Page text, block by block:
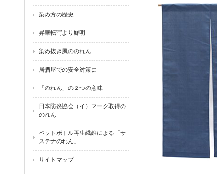
染め方の歴史
昇華転写より鮮明
染め抜き風ののれん
居酒屋での安全対策に
「のれん」の２つの意味
日本防炎協会（イ）マーク取得の
のれん
ペットボトル再生繊維による「サ
ステナのれん」
サイトマップ